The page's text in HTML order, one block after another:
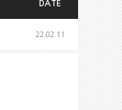
DATE
22.02.11